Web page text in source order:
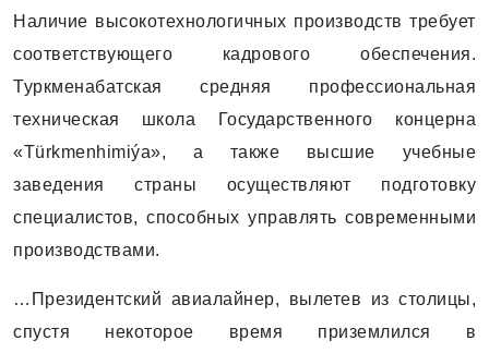
Наличие высокотехнологичных производств требует
соответствующего кадрового обеспечения.
Туркменабатская средняя профессиональная
техническая школа Государственного концерна
«Türkmenhimiýa», а также высшие учебные
заведения страны осуществ­ляют подготовку
специа­листов, способных управлять сов­ременными
производствами.
…Президентский авиалайнер, вылетев из столицы,
спустя некоторое время приземлился в